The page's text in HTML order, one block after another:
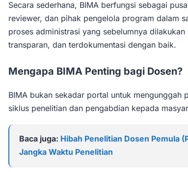
Secara sederhana, BIMA berfungsi sebagai
reviewer, dan pihak pengelola program dalam
proses administrasi yang sebelumnya
transparan, dan terdokumentasi dengan baik.
Mengapa BIMA Penting bagi Dosen?
BIMA bukan sekadar portal untuk
siklus penelitian dan pengabdian kepada
Baca juga: Hibah Penelitian Dosen Pemula
Jangka Waktu Penelitian